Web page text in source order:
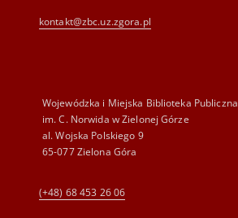
kontakt@zbc.uz.zgora.pl
Wojewódzka i Miejska Biblioteka Publiczna
im. C. Norwida w Zielonej Górze
al. Wojska Polskiego 9
65-077 Zielona Góra
(+48) 68 453 26 06